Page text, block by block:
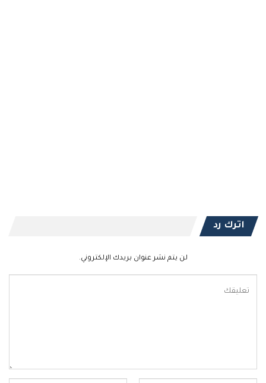
اترك رد
لن يتم نشر عنوان بريدك الإلكتروني.